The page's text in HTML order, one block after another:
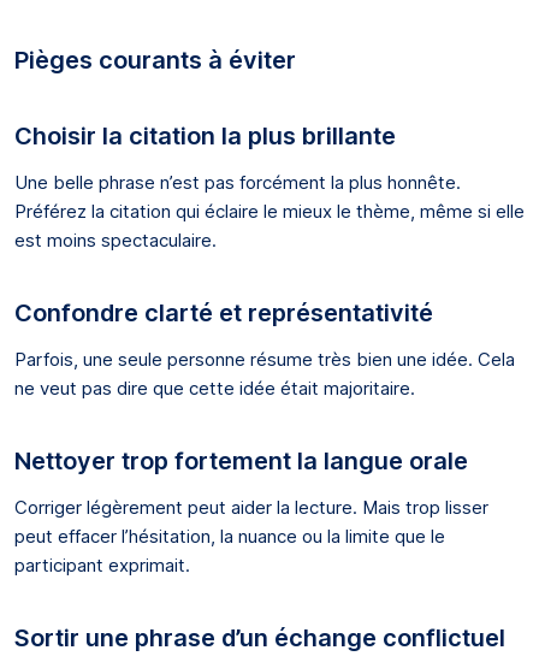
Pièges courants à éviter
Choisir la citation la plus brillante
Une belle phrase n’est pas forcément la plus honnête.
Préférez la citation qui éclaire le mieux le thème, même si elle
est moins spectaculaire.
Confondre clarté et représentativité
Parfois, une seule personne résume très bien une idée. Cela
ne veut pas dire que cette idée était majoritaire.
Nettoyer trop fortement la langue orale
Corriger légèrement peut aider la lecture. Mais trop lisser
peut effacer l’hésitation, la nuance ou la limite que le
participant exprimait.
Sortir une phrase d’un échange conflictuel